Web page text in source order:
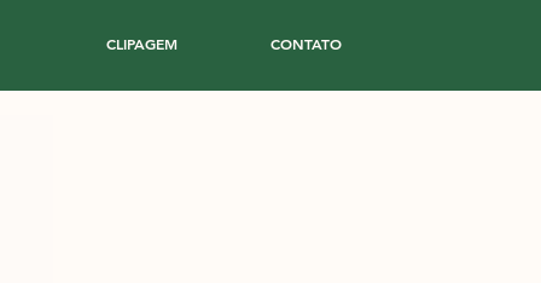
CLIPAGEM CONTATO